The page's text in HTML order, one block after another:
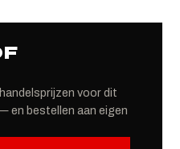
voor dit
en bestellen aan eigen